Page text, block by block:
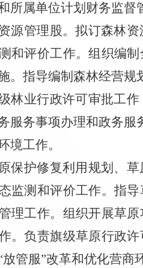
所属单位计划财务监督
资源管理股。拟订森林
和评价工作。组织编
。指导编制森林经营规
林业行政许可审批工
服务事项办理和政务服
境工作。
保护修复利用规划、
监测和评价工作。指
理工作。组织开展草
。负责旗级草原行政
管服”改革和优化营商